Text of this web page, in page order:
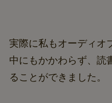
実際に私もオーディオ
中にもかかわらず、読
ることができました。